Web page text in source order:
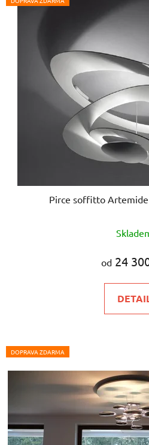
Pirce soffitto
od 24
DOPRAVA ZDARMA